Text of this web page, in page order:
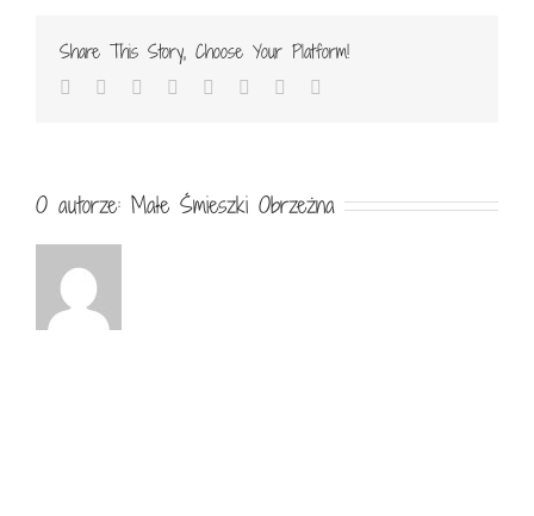
Share This Story, Choose Your Platform!
Facebook
TwitterReddit LinkedIn
TumblrPinterest
O autorze: Małe Śmieszki Obrzeżna